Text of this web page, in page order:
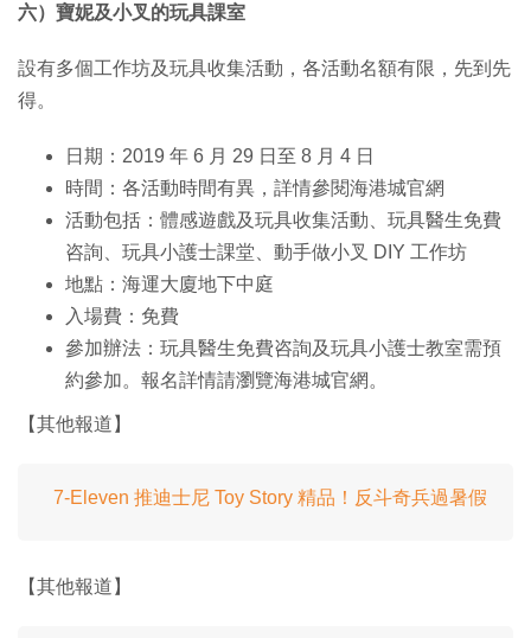
六）寶妮及小叉的玩具課室
設有多個工作坊及玩具收集活動，各活動名額有限，先到先
得。
日期：2019 年 6 月 29 日至 8 月 4 日
時間：各活動時間有異，詳情參閱海港城官網
活動包括：體感遊戲及玩具收集活動、玩具醫生免費
咨詢、玩具小護士課堂、動手做小叉 DIY 工作坊
地點：海運大廈地下中庭
入場費：免費
參加辦法：玩具醫生免費咨詢及玩具小護士教室需預
約參加。報名詳情請瀏覽海港城官網。
【其他報道】
7-Eleven 推迪士尼 Toy Story 精品！反斗奇兵過暑假
【其他報道】